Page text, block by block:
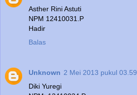
Asther Rini Astuti
NPM 12410031.P
Hadir
Balas
Unknown 2 Mei 2013 pukul 03.59
Diki Yuregi